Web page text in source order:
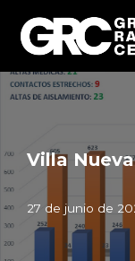
Saltar
al
contenido
Villa
27 de junio de